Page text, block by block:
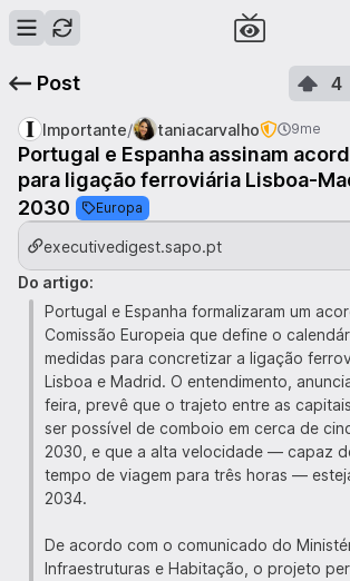
Post 4
Importante/ taniacarvalho 9me
Portugal e Espanha assinam
para ligação ferroviária Lisboa-
2030
Europa
executivedigest.sapo.pt
Do artigo:
Portugal e Espanha formalizaram um
Comissão Europeia que define o
medidas para concretizar a ligação
Lisboa e Madrid. O entendimento,
feira, prevê que o trajeto entre as
ser possível de comboio em cerca de
2030, e que a alta velocidade — capaz
tempo de viagem para três horas —
2034.
De acordo com o comunicado do
Infraestruturas e Habitação, o projeto